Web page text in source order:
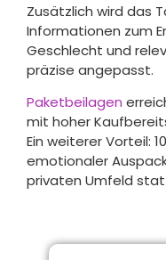
Zusätzlich wird das
Informationen zum
Geschlecht und
präzise angepasst.
Paketbeilagen
mit hoher
Ein weiterer Vorteil:
emotionaler
privaten Umfeld